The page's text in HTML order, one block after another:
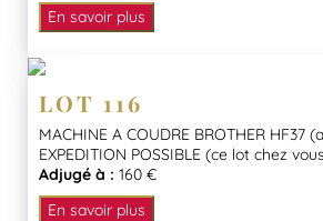
En savoir plus
LOT 116
MACHINE A COUDRE BROTHER HF37
EXPEDITION POSSIBLE (ce lot chez
Adjugé à : 160 €
En savoir plus